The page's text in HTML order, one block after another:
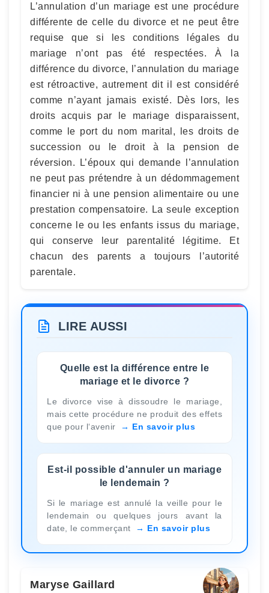
L’annulation d’un mariage est une procédure
différente de celle du divorce et ne peut être
requise que si les conditions légales du
mariage n’ont pas été respectées. À la
différence du divorce, l’annulation du mariage
est rétroactive, autrement dit il est considéré
comme n’ayant jamais existé. Dès lors, les
droits acquis par le mariage disparaissent,
comme le port du nom marital, les droits de
succession ou le droit à la pension de
réversion. L’époux qui demande l’annulation
ne peut pas prétendre à un dédommagement
financier ni à une pension alimentaire ou une
prestation compensatoire. La seule exception
concerne le ou les enfants issus du mariage,
qui conserve leur parentalité légitime. Et
chacun des parents a toujours l’autorité
parentale.
LIRE AUSSI
Quelle est la différence entre le
mariage et le divorce ?
Le divorce vise à dissoudre le mariage,
mais cette procédure ne produit des effets
que pour l‘avenir
En savoir plus
Est-il possible d'annuler un mariage
le lendemain ?
Si le mariage est annulé la veille pour le
lendemain ou quelques jours avant la
date, le commerçant
En savoir plus
Maryse Gaillard